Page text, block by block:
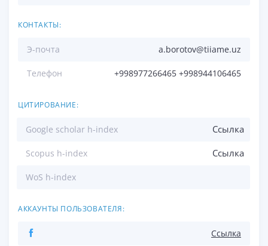
КОНТАКТЫ:
Э-почта a.borotov@tiiame.uz
Телефон +998977266465 +998944106465
ЦИТИРОВАНИЕ:
Google scholar h-index Ссылка
Scopus h-index Ссылка
WoS h-index
АККАУНТЫ ПОЛЬЗОВАТЕЛЯ:
Ссылка